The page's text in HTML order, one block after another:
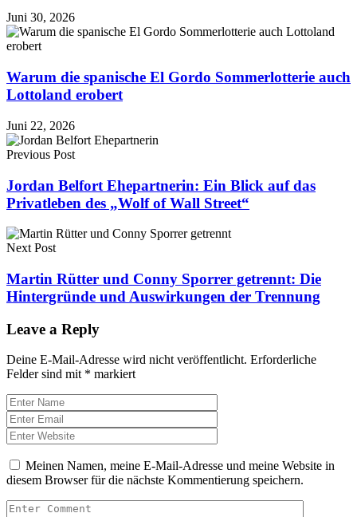
Juni 30, 2026
Warum die spanische El Gordo Sommerlotterie auch
Lottoland erobert
Juni 22, 2026
Previous Post
Jordan Belfort Ehepartnerin: Ein Blick auf das
Privatleben des „Wolf of Wall Street“
Next Post
Martin Rütter und Conny Sporrer getrennt: Die
Hintergründe und Auswirkungen der Trennung
Leave a Reply
Deine E-Mail-Adresse wird nicht veröffentlicht. Erforderliche
Felder sind mit * markiert
Meinen Namen, meine E-Mail-Adresse und meine Website in
diesem Browser für die nächste Kommentierung speichern.